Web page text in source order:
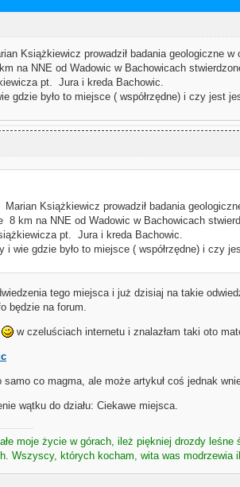
Książkiewicz prowadził badania geologiczne w
na NNE od Wadowic w Bachowicach
pt. Jura i kreda Bachowic.
gdzie było to miejsce ( współrzędne) i czy jest
Książkiewicz prowadził badania
8 km na NNE od Wadowic w Bachowicach
pt. Jura i kreda Bachowic.
i wie gdzie było to miejsce ( współrzędne) i czy
tego miejsca i już dzisiaj na takie
będzie na forum.
w czeluściach internetu i znalazłam taki oto
co magma, ale może artykuł coś jednak
wątku do działu: Ciekawe miejsca.
moje życie w górach, ileż piękniej drozdy
Wszyscy, których kocham, wita was modrzewia